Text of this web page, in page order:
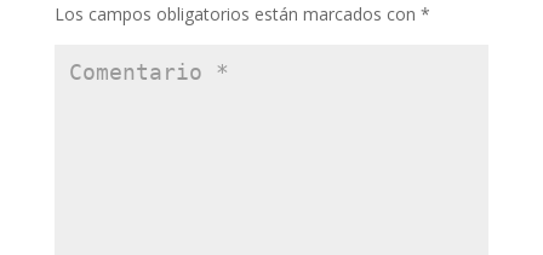
Los campos obligatorios están marcados con *